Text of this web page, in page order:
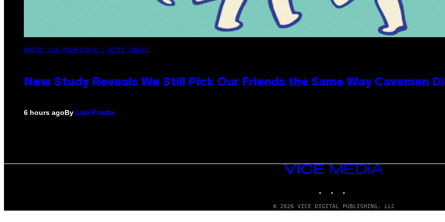
PHOTO: CSA-PRINTSTOCK / GETTY IMAGES
New Study Reveals We Still Pick Our Friends the Same Way Cavemen
6 hours agoBy Luis Prada
VICE
MEDIA
© 2026 VICE DIGITAL PUBLISHING, LLC